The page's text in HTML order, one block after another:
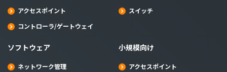
アクセスポイント
コントローラ/ゲートウェイ
スイッチ
ソフトウェア
ネットワーク管理
小規模向け
アクセスポイント